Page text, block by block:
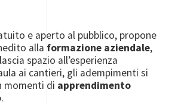
e aperto al pubblico, propone
alla formazione aziendale,
spazio all’esperienza
ai cantieri, gli adempimenti si
momenti di apprendimento
.